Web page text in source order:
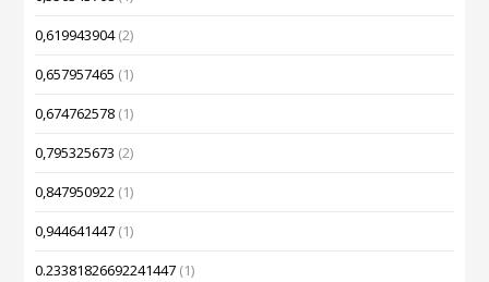
0,619943904(2)
0,657957465 (1)
0,674762578 (1)
0,795325673 (2)
0,847950922 (1)
0,944641447 (1)
0.23381826692241447 (1)